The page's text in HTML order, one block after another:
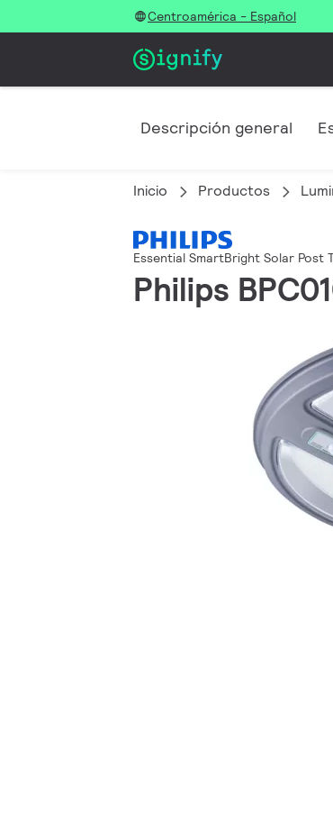
Centroamérica - Español
Descripción general
Inicio Productos
Essential SmartBright Solar Post
Philips